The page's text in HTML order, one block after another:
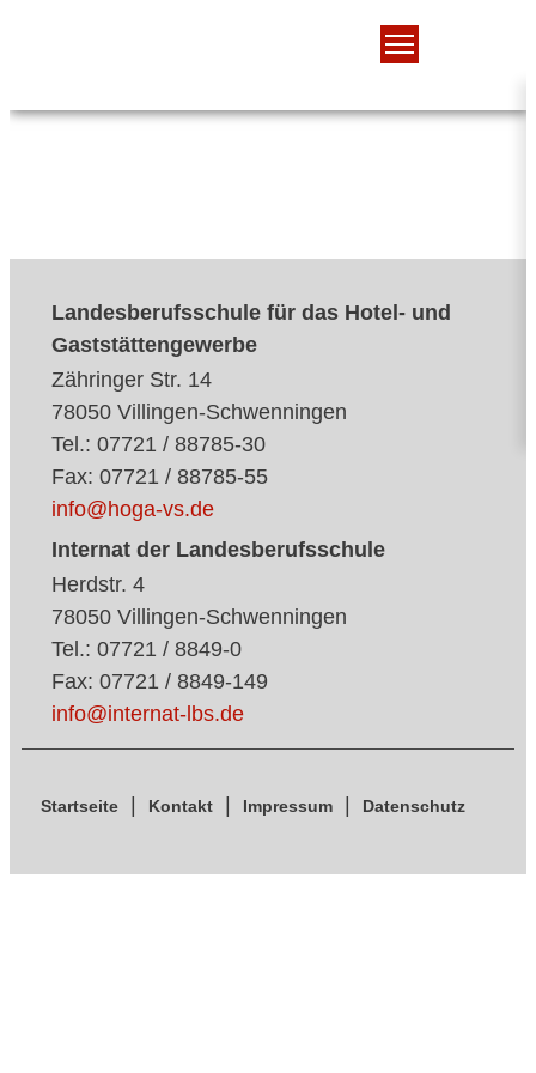
Landesberufsschule für das Hotel- und
Gaststättengewerbe
Zähringer Str. 14
78050 Villingen-Schwenningen
Tel.: 07721 / 88785-30
Fax: 07721 / 88785-55
info@hoga-vs.de
Internat der Landesberufsschule
Herdstr. 4
78050 Villingen-Schwenningen
Tel.: 07721 / 8849-0
Fax: 07721 / 8849-149
info@internat-lbs.de
Startseite Kontakt Impressum Datenschutz